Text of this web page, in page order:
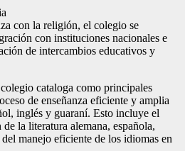
con la religión, el colegio se
con instituciones nacionales e
de intercambios educativos y
cataloga como principales
de enseñanza eficiente y amplia
inglés y guaraní. Esto incluye el
la literatura alemana, española,
manejo eficiente de los idiomas en